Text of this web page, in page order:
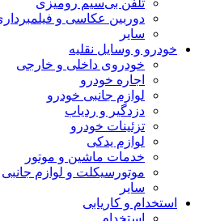
تلفن بی‌سیم رومیزی
دوربین عکاسی و
سایر
خودرو و وسایل نقلیه
خودروی داخلی و خارجی
اجاره خودرو
لوازم جانبی خودرو
دزدگیر و ردیاب
تزئینات خودرو
لوازم یدکی
خدمات ماشین و موتور
موتورسیکلت و لوازم جانبی
سایر
استخدام و کاریابی